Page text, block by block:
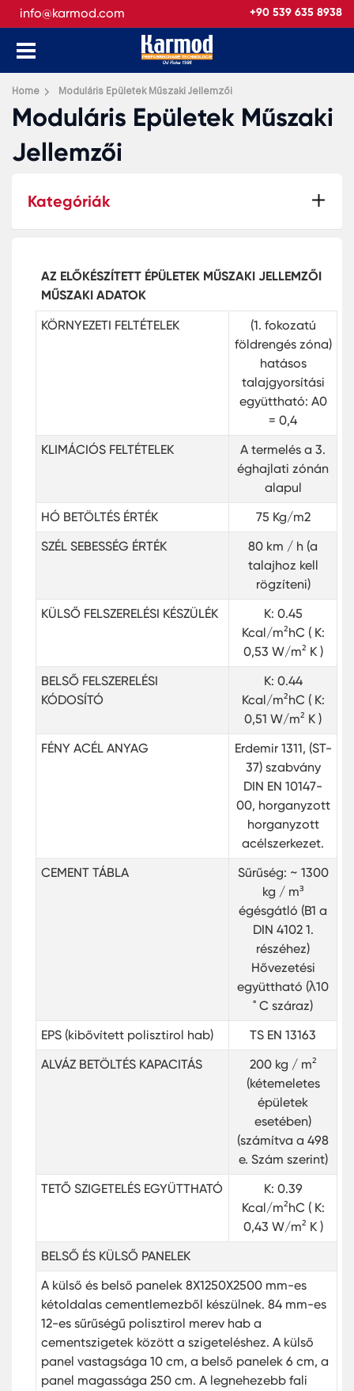
info@karmod.com +90 539 635 8938
Home Moduláris Epületek Műszaki Jellemzői
Moduláris Epületek Műszaki
Jellemzői
Kategóriák
AZ ELŐKÉSZÍTETT ÉPÜLETEK MŰSZAKI JELLEMZŐI
MŰSZAKI ADATOK
KÖRNYEZETI FELTÉTELEK
(1. fokozatú
földrengés zóna)
hatásos
talajgyorsítási
együttható: A0
= 0,4
KLIMÁCIÓS FELTÉTELEK
A termelés a 3.
éghajlati zónán
alapul
HÓ BETÖLTÉS ÉRTÉK
75 Kg/m2
SZÉL SEBESSÉG ÉRTÉK
80 km / h (a
talajhoz kell
rögzíteni)
KÜLSŐ FELSZERELÉSI KÉSZÜLÉK
K: 0.45
Kcal/m²hC ( K:
0,53 W/m² K )
BELSŐ FELSZERELÉSI
KÓDOSÍTÓ
K: 0.44
Kcal/m²hC ( K:
0,51 W/m² K )
FÉNY ACÉL ANYAG
Erdemir 1311, (ST-
37) szabvány
DIN EN 10147-
00, horganyzott
horganyzott
acélszerkezet.
CEMENT TÁBLA
Sűrűség: ~ 1300
kg / m³
égésgátló (B1 a
DIN 4102 1.
részéhez)
Hővezetési
együttható (λ10
˚ C száraz)
EPS (kibővített polisztirol hab)
TS EN 13163
ALVÁZ BETÖLTÉS KAPACITÁS
200 kg / m²
(kétemeletes
épületek
esetében)
(számítva a 498
e. Szám szerint)
TETŐ SZIGETELÉS EGYÜTTHATÓ
K: 0.39
Kcal/m²hC ( K:
0,43 W/m² K )
BELSŐ ÉS KÜLSŐ PANELEK
A külső és belső panelek 8X1250X2500 mm-es
kétoldalas cementlemezből készülnek. 84 mm-es
12-es sűrűségű polisztirol merev hab a
cementszigetek között a szigeteléshez. A külső
panel vastagsága 10 cm, a belső panelek 6 cm, a
panel magassága 250 cm. A legnehezebb fali